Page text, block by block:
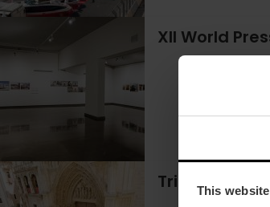
This
XII World
Tribunale